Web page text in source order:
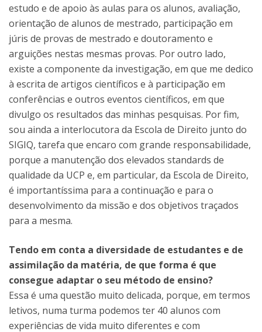
estudo e de apoio às aulas para os alunos, avaliação,
orientação de alunos de mestrado, participação em
júris de provas de mestrado e doutoramento e
arguições nestas mesmas provas. Por outro lado,
existe a componente da investigação, em que me dedico
à escrita de artigos científicos e à participação em
conferências e outros eventos científicos, em que
divulgo os resultados das minhas pesquisas. Por fim,
sou ainda a interlocutora da Escola de Direito junto do
SIGIQ, tarefa que encaro com grande responsabilidade,
porque a manutenção dos elevados standards de
qualidade da UCP e, em particular, da Escola de Direito,
é importantíssima para a continuação e para o
desenvolvimento da missão e dos objetivos traçados
para a mesma.
Tendo em conta a diversidade de estudantes e de
assimilação da matéria, de que forma é que
consegue adaptar o seu método de ensino?
Essa é uma questão muito delicada, porque, em termos
letivos, numa turma podemos ter 40 alunos com
experiências de vida muito diferentes e com